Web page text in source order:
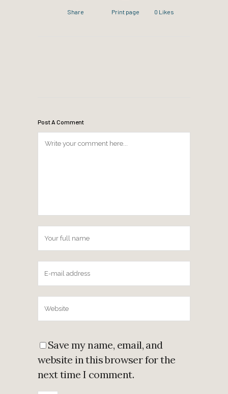
Share Print page 0 Likes
Post A Comment
Save my name, email, and
website in this browser for the
next time I comment.